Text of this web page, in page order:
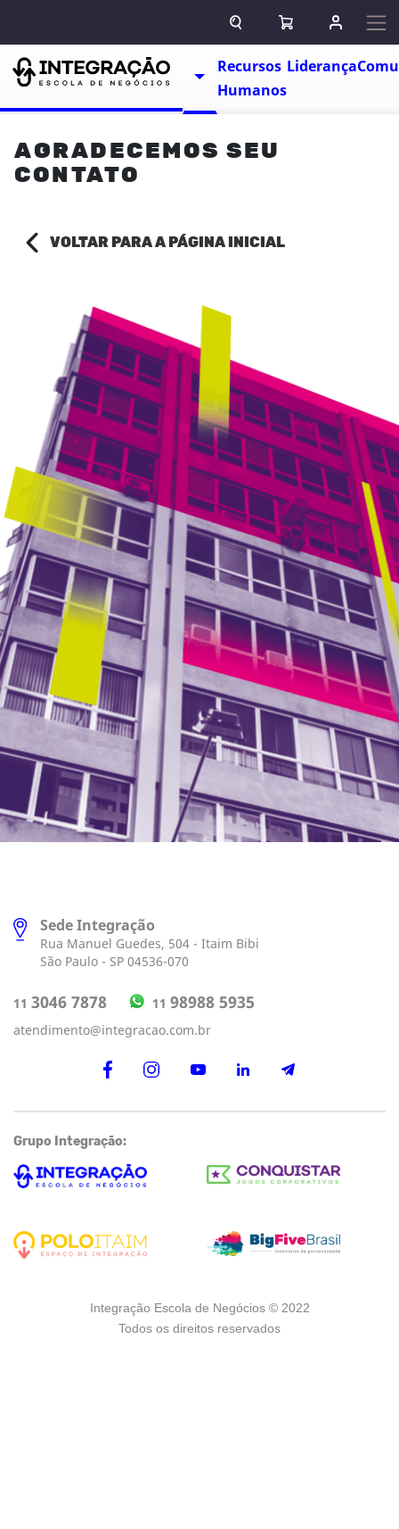
ABRIR CAMPO DE BUSCA
ABRIR CARRINHO
ENTRAR
Escolas
TOGGLE DROPDOWN
Recursos
Humanos
Liderança
AGRADECEMOS SEU
CONTATO
VOLTAR PARA A PÁGINA INICIAL
Sede Integração
Rua Manuel Guedes, 504 - Itaim Bibi
São Paulo - SP 04536-070
11 3046 7878 11 98988 5935
atendimento@integracao.com.br
Grupo Integração:
Integração Escola de Negócios © 2022
Todos os direitos reservados